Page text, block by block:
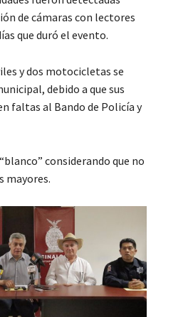
de cámaras con lectores
que duró el evento.
y dos motocicletas se
debido a que sus
faltas al Bando de Policía y
considerando que no
mayores.